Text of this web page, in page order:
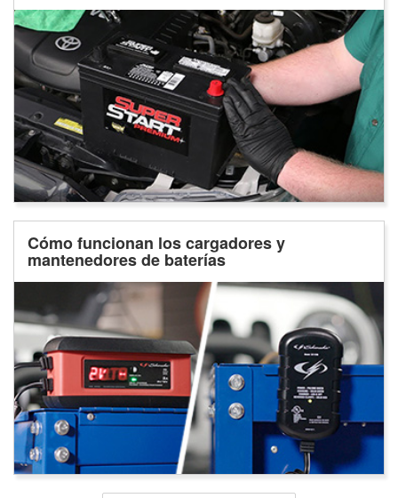
Cómo funcionan los cargadores y
mantenedores de baterías